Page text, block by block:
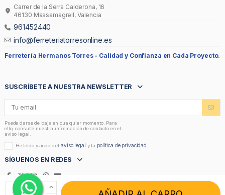
Carrer de la Serra Calderona, 16
46130 Massamagrell, Valencia
961452440
info@ferreteriatorresonline.es
Ferretería Hermanos Torres - Calidad y Confianza en Cada Proyecto.
SUSCRÍBETE A NUESTRA NEWSLETTER
Puede darse de baja en cualquier momento. Para
ello, consulte nuestra información de contacto en el
aviso legal.
He leído y acepto elaviso legal y la política de privacidad
SÍGUENOS EN REDES